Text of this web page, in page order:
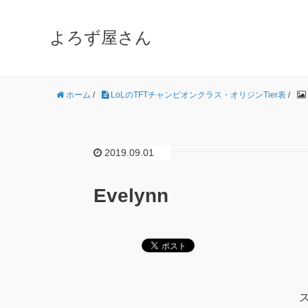
よろず屋さん
ホーム / LoLのTFTチャンピオンクラス・オリジンTier表 /
2019.09.01
Evelynn